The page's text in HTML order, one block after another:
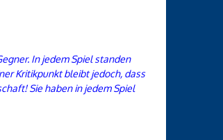
In jedem Spiel standen
Kritikpunkt bleibt jedoch, dass
Sie haben in jedem Spiel